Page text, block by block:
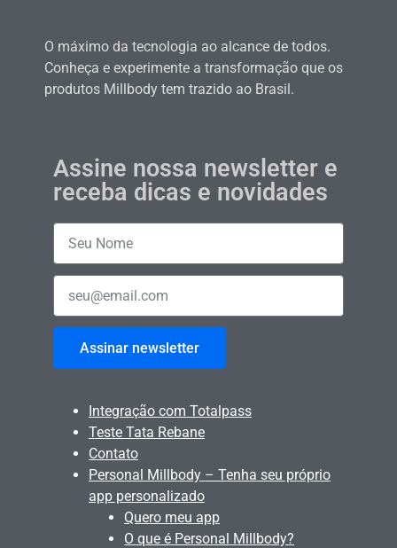
O máximo da tecnologia ao alcance de todos.
Conheça e experimente a transformação que os
produtos Millbody tem trazido ao Brasil.
Assine nossa newsletter e
receba dicas e novidades
Assinar newsletter
Integração com Totalpass
Teste Tata Rebane
Contato
Personal Millbody – Tenha seu próprio
app personalizado
Quero meu app
O que é Personal Millbody?